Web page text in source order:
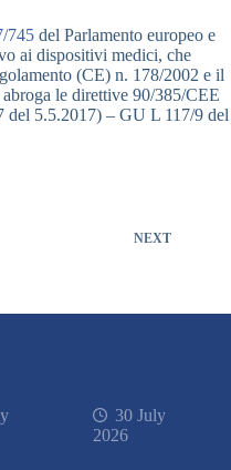
745 del Parlamento europeo e
ai dispositivi medici, che
(CE) n. 178/2002 e il
le direttive 90/385/CEE
5.5.2017) – GU L 117/9 del
NEXT
30 July
2026